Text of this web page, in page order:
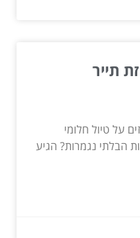
תייר
על טיול חלומי
הבלתי נגמרות? הגיע